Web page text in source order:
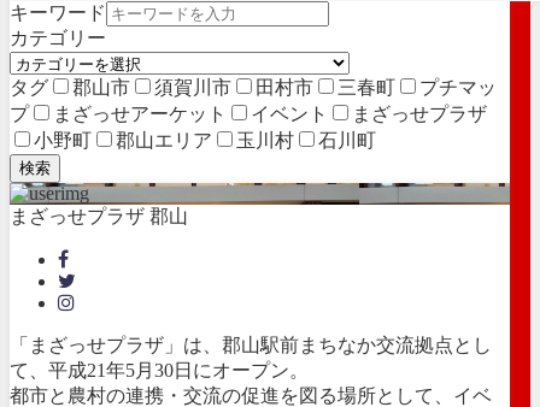
キーワード
カテゴリー
タグ 郡山市 須賀川市 田村市 三春町
プチマッ
プ
まざっせアーケット イベント
まざっせプラザ
小野町
郡山エリア 玉川村 石川町
検索
まざっせプラザ 郡山
「まざっせプラザ」は、郡山駅前まちなか交流拠点とし
て、平成21年5月30日にオープン。
都市と農村の連携・交流の促進を図る場所として、イベ